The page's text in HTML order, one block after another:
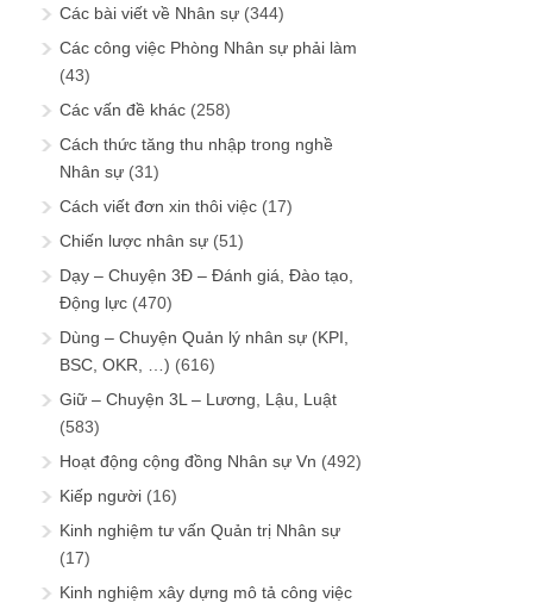
Các bài viết về Nhân sự (344)
Các công việc Phòng Nhân sự phải làm
(43)
Các vấn đề khác (258)
Cách thức tăng thu nhập trong nghề
Nhân sự (31)
Cách viết đơn xin thôi việc (17)
Chiến lược nhân sự (51)
Dạy – Chuyện 3Đ – Đánh giá, Đào tạo,
Động lực (470)
Dùng – Chuyện Quản lý nhân sự (KPI,
BSC, OKR, …) (616)
Giữ – Chuyện 3L – Lương, Lậu, Luật
(583)
Hoạt động cộng đồng Nhân sự Vn (492)
Kiếp người (16)
Kinh nghiệm tư vấn Quản trị Nhân sự
(17)
Kinh nghiệm xây dựng mô tả công việc